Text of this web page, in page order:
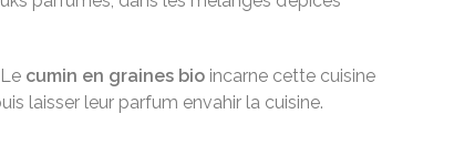
cumin en graines bio incarne cette cuisine
laisser leur parfum envahir la cuisine.